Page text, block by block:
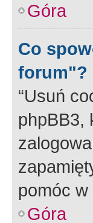
Góra
Co
forum"?
“Usuń
phpBB3,
pomóc
Góra